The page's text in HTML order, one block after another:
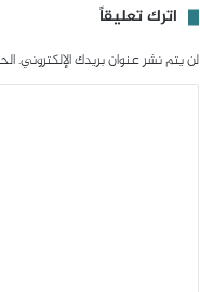
اترك تعليقاً
لن يتم نشر عنوان بريدك الإلكتروني.